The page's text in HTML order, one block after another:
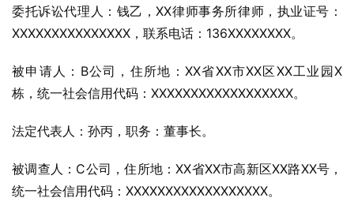
委托诉讼代理人：钱乙，XX律师事务所律师，执业证号：
XXXXXXXXXXXXXXX，联系电话：136XXXXXXXX。
被申请人：B公司，住所地：XX省XX市XX区XX工业园X
栋，统一社会信用代码：XXXXXXXXXXXXXXXXXX。
法定代表人：孙丙，职务：董事长。
被调查人：C公司，住所地：XX省XX市高新区XX路XX号，
统一社会信用代码：XXXXXXXXXXXXXXXXXX。